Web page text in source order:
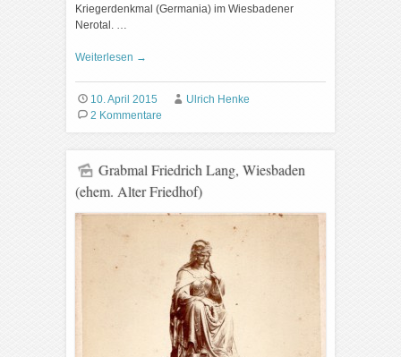
Kriegerdenkmal (Germania) im Wiesbadener
Nerotal. …
Weiterlesen →
10. April 2015
Ulrich Henke
2 Kommentare
Grabmal Friedrich Lang, Wiesbaden
(ehem. Alter Friedhof)